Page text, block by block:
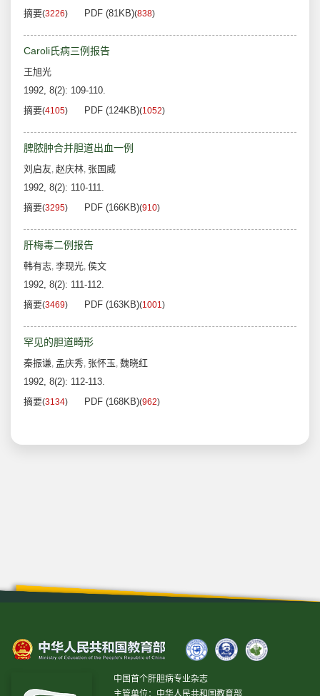
摘要(3226) PDF (81KB)(838)
Caroli氏病三例报告
王旭光
1992, 8(2): 109-110.
摘要(4105) PDF (124KB)(1052)
脾脓肿合并胆道出血一例
刘启友, 赵庆林, 张国威
1992, 8(2): 110-111.
摘要(3295) PDF (166KB)(910)
肝梅毒二例报告
韩有志, 李现光, 侯文
1992, 8(2): 111-112.
摘要(3469) PDF (163KB)(1001)
罕见的胆道畸形
秦振谦, 孟庆秀, 张怀玉, 魏晓红
1992, 8(2): 112-113.
摘要(3134) PDF (168KB)(962)
中国首个肝胆病专业杂志